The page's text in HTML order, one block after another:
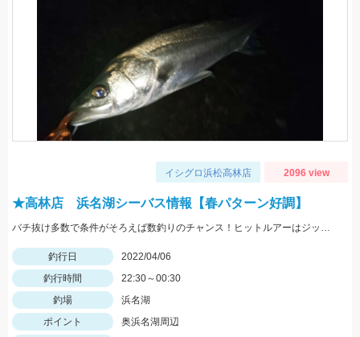
イシグロ浜松高林店 2096 view
★高林店 浜名湖シーバス情報【春パターン好調】
バチ抜け多数で条件がそろえば数釣りのチャンス！ヒットルアーはジップベイツのクロストリガー
釣行日
2022/04/06
釣行時間
22:30～00:30
釣場
浜名湖
ポイント
奥浜名湖周辺